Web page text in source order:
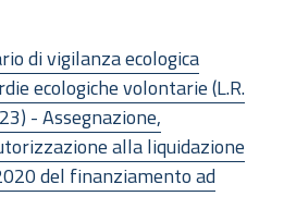
di vigilanza ecologica
ecologiche volontarie (L.R.
- Assegnazione,
alla liquidazione
del finanziamento ad